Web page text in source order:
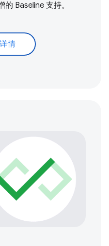
Baseline 支持。
情